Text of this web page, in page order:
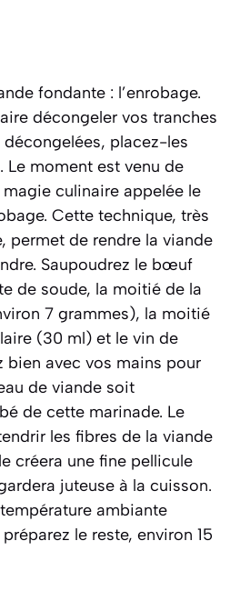
fondante : l’enrobage.
décongeler vos tranches
placez-les
Le moment est venu de
culinaire appelée le
Cette technique, très
permet de rendre la viande
Saupoudrez le bœuf
de soude, la moitié de la
7 grammes), la moitié
(30 ml) et le vin de
bien avec vos mains pour
de viande soit
de cette marinade. Le
les fibres de la viande
créera une fine pellicule
juteuse à la cuisson.
ambiante
le reste, environ 15